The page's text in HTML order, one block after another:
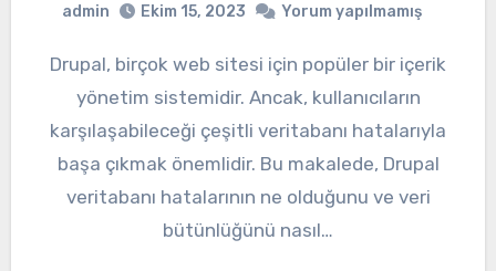
admin Ekim 15, 2023 Yorum yapılmamış
Drupal, birçok web sitesi için popüler bir içerik
yönetim sistemidir. Ancak, kullanıcıların
karşılaşabileceği çeşitli veritabanı hatalarıyla
başa çıkmak önemlidir. Bu makalede, Drupal
veritabanı hatalarının ne olduğunu ve veri
bütünlüğünü nasıl…